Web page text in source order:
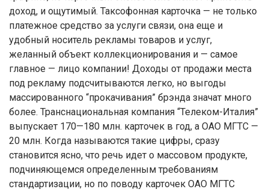
доход, и ощутимый. Таксофонная карточка — не только
платежное средство за услуги связи, она еще и
удобный носитель рекламы товаров и услуг,
желанный объект коллекционирования и — самое
главное — лицо компании! Доходы от продажи места
под рекламу подсчитываются легко, но выгоды
массированного “прокачивания” брэнда значат много
более. Транснациональная компания “Телеком-Италия”
выпускает 170—180 млн. карточек в год, а ОАО МГТС —
20 млн. Когда называются такие цифры, сразу
становится ясно, что речь идет о массовом продукте,
подчиняющемся определенным требованиям
стандартизации, но по поводу карточек ОАО МГТС